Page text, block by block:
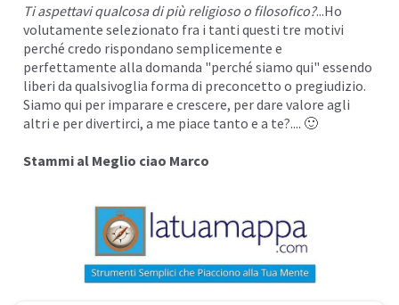
Ti aspettavi qualcosa di più religioso o filosofico?...Ho
volutamente selezionato fra i tanti questi tre motivi
perché credo rispondano semplicemente e
perfettamente alla domanda "perché siamo qui" essendo
liberi da qualsivoglia forma di preconcetto o pregiudizio.
Siamo qui per imparare e crescere, per dare valore agli
altri e per divertirci, a me piace tanto e a te?.... 🙂
Stammi al Meglio ciao Marco